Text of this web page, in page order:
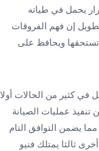
يحمل في طياته
إن فهم الفروقات
ويحافظ على
في كثير من الحالات أولا
تنفيذ عمليات الصيانة
يضمن التوافق التام
ثالثا يمتلك فنيو